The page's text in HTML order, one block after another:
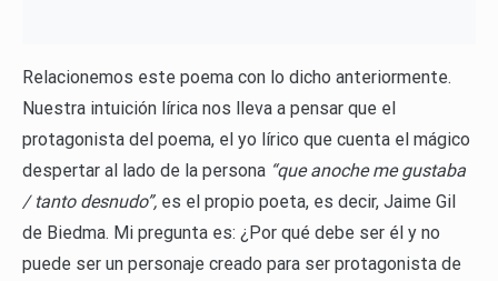
Relacionemos este poema con lo dicho anteriormente.
Nuestra intuición lírica nos lleva a pensar que el
protagonista del poema, el yo lírico que cuenta el mágico
despertar al lado de la persona “que anoche me gustaba
/ tanto desnudo”, es el propio poeta, es decir, Jaime Gil
de Biedma. Mi pregunta es: ¿Por qué debe ser él y no
puede ser un personaje creado para ser protagonista de